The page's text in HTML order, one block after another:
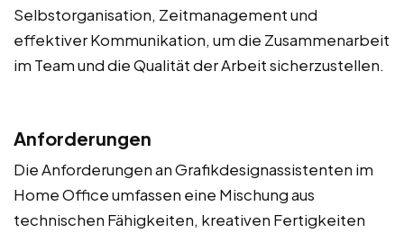
Selbstorganisation, Zeitmanagement und
effektiver Kommunikation, um die Zusammenarbeit
im Team und die Qualität der Arbeit sicherzustellen.
Anforderungen
Die Anforderungen an Grafikdesignassistenten im
Home Office umfassen eine Mischung aus
technischen Fähigkeiten, kreativen Fertigkeiten